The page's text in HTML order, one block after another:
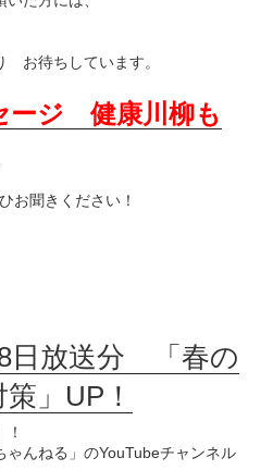
お待ちしています。
ージ 健康川柳も
お聞きください！
日放送分 「春の
」UP！
んねる」のYouTubeチャンネル